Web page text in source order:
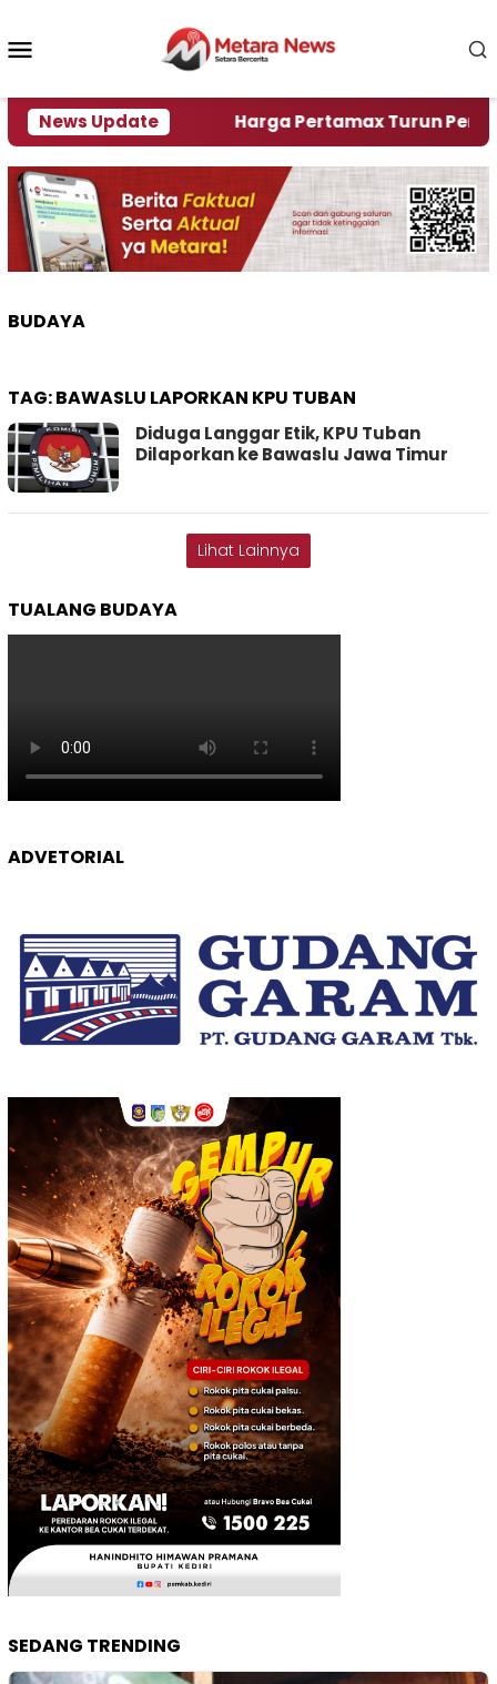
konten
News Update
Krisi Air Harga Pertamax Turun Per Hari
BUDAYA
TAG:BAWASLU LAPORKAN KPU TUBAN
Diduga Langgar Etik, KPU Tuban
Dilaporkan ke Bawaslu Jawa Timur
Lihat Lainnya
TUALANG BUDAYA
ADVETORIAL
SEDANG TRENDING